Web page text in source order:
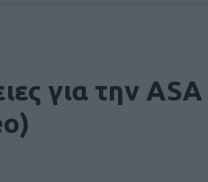
για την